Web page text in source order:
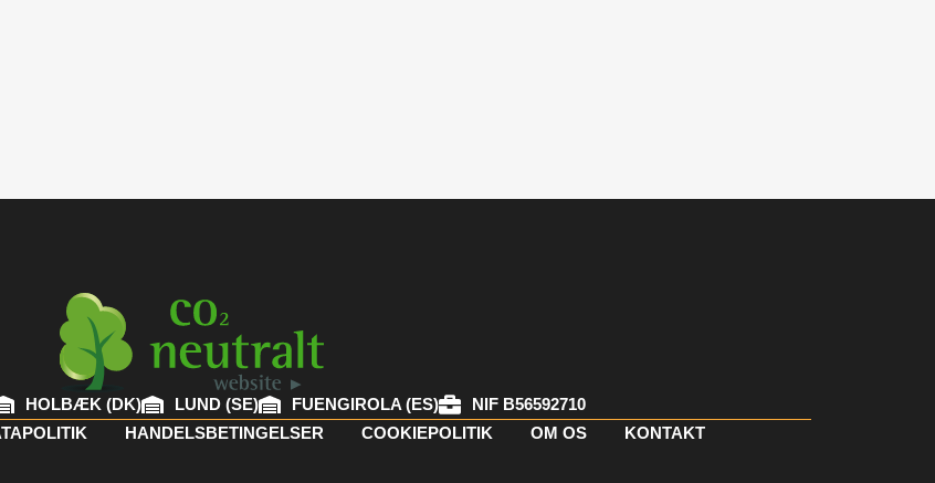
HOLBÆK (DK) LUND (SE) FUENGIROLA (ES)
NIF B56592710
HANDELSBETINGELSER COOKIEPOLITIK OM OS KONTAKT